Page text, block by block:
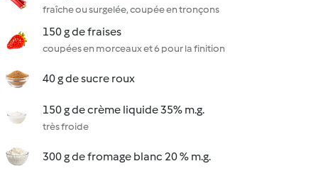
fraîche ou surgelée, coupée en tronçons
150 g de fraises
coupées en morceaux et 6 pour la finition
40 g de sucre roux
150 g de crème liquide 35% m.g.
très froide
300 g de fromage blanc 20 % m.g.